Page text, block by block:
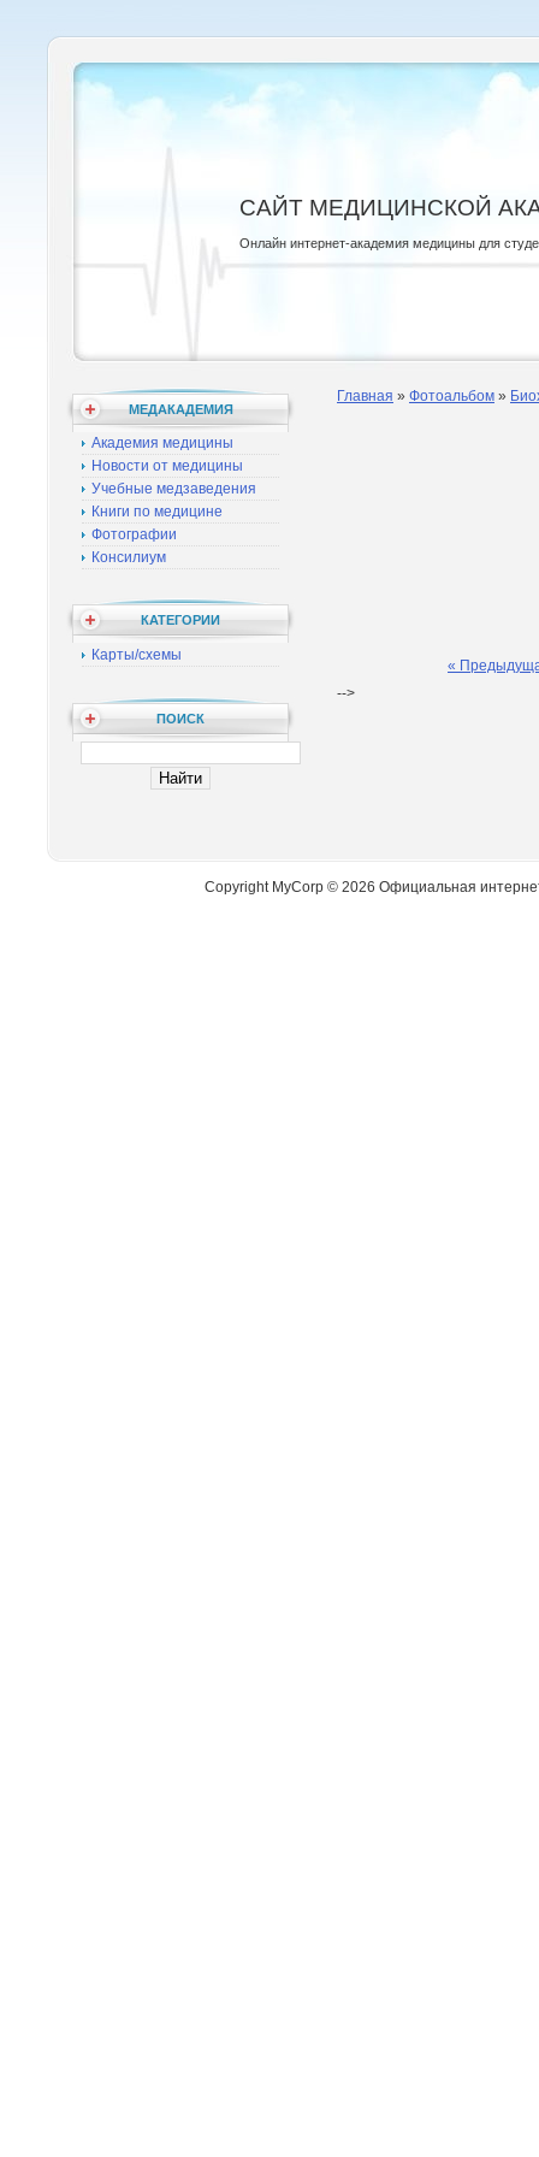
САЙТ МЕДИЦИНСКОЙ
Онлайн интернет-академия медицины для
МЕДАКАДЕМИЯ
Академия медицины
Новости от медицины
Учебные медзаведения
Книги по медицине
Фотографии
Консилиум
КАТЕГОРИИ
Карты/схемы
ПОИСК
Главная » Фотоальбом »
«
-->
Copyright MyCorp © 2026 Официальная